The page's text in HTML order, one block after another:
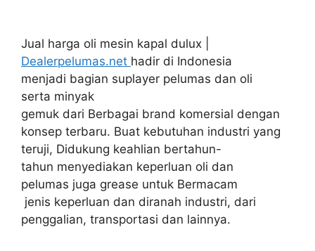
Jual harga oli mesin kapal dulux |
Dealerpelumas.net hadir di Indonesia
menjadi bagian suplayer pelumas dan oli
serta minyak
gemuk dari Berbagai brand komersial dengan
konsep terbaru. Buat kebutuhan industri yang
teruji, Didukung keahlian bertahun-
tahun menyediakan keperluan oli dan
pelumas juga grease untuk Bermacam
jenis keperluan dan diranah industri, dari
penggalian, transportasi dan lainnya.